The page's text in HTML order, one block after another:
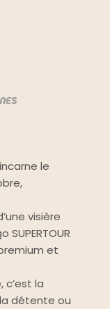
le
visière
et
la
détente ou